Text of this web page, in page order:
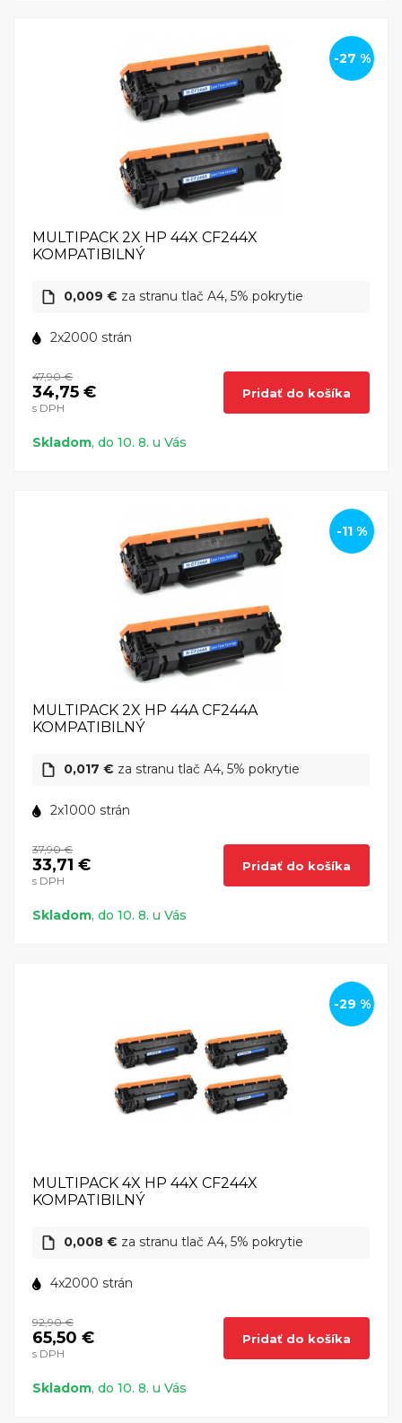
-27 %
MULTIPACK 2X HP 44X CF244X
KOMPATIBILNÝ
0,009 € za stranu tlač A4, 5% pokrytie
2x2000 strán
47,90 €
34,75 €
s DPH
Pridať do košíka
Skladom, do 10. 8. u Vás
-11 %
MULTIPACK 2X HP 44A CF244A
KOMPATIBILNÝ
0,017 € za stranu tlač A4, 5% pokrytie
2x1000 strán
37,90 €
33,71 €
s DPH
Pridať do košíka
Skladom, do 10. 8. u Vás
-29 %
MULTIPACK 4X HP 44X CF244X
KOMPATIBILNÝ
0,008 € za stranu tlač A4, 5% pokrytie
4x2000 strán
92,90 €
65,50 €
s DPH
Pridať do košíka
Skladom, do 10. 8. u Vás